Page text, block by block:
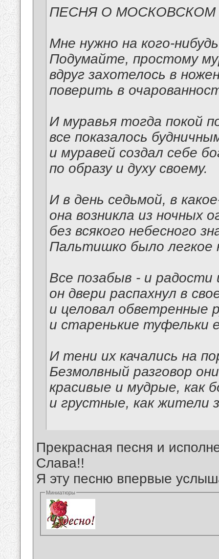
ПЕСНЯ О МОСКОВСКОМ
Мне нужно на кого-
Подумайте, простому
вдруг захотелось в
поверить в
И муравья тогда покой
все показалось
и муравей создал себе
по образу и духу своему.
И в день седьмой, в
она возникла из ночных
без всякого небесного
Пальтишко было легкое
Все позабыв - и радости
он двери распахнул в
и целовал обветренные
и старенькие туфельки
И тени их качались на
Безмолвный разговор
красивые и мудрые, как
и грустные, как жители
Прекрасная песня и
Слава!!
Я эту песню впервые
Миниатюры